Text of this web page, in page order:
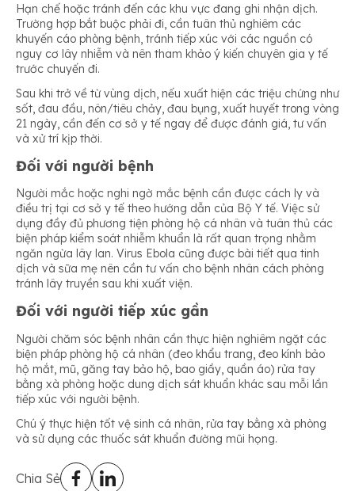
Hạn chế hoặc tránh đến các khu vực đang ghi nhận dịch.
Trường hợp bắt buộc phải đi, cần tuân thủ nghiêm các
khuyến cáo phòng bệnh, tránh tiếp xúc với các nguồn có
nguy cơ lây nhiễm và nên tham khảo ý kiến chuyên gia y tế
trước chuyến đi.
Sau khi trở về từ vùng dịch, nếu xuất hiện các triệu chứng như
sốt, đau đầu, nôn/tiêu chảy, đau bụng, xuất huyết trong vòng
21 ngày, cần đến cơ sở y tế ngay để được đánh giá, tư vấn
và xử trí kịp thời.
Đối với người bệnh
Người mắc hoặc nghi ngờ mắc bệnh cần được cách ly và
điều trị tại cơ sở y tế theo hướng dẫn của Bộ Y tế. Việc sử
dụng đầy đủ phương tiện phòng hộ cá nhân và tuân thủ các
biện pháp kiểm soát nhiễm khuẩn là rất quan trọng nhằm
ngăn ngừa lây lan. Virus Ebola cũng được bài tiết qua tinh
dịch và sữa mẹ nên cần tư vấn cho bệnh nhân cách phòng
tránh lây truyền sau khi xuất viện.
Đối với người tiếp xúc gần
Người chăm sóc bệnh nhân cần thực hiện nghiêm ngặt các
biện pháp phòng hộ cá nhân (đeo khẩu trang, đeo kính bảo
hộ mắt, mũ, găng tay bảo hộ, bao giầy, quần áo) rửa tay
bằng xà phòng hoặc dung dịch sát khuẩn khác sau mỗi lần
tiếp xúc với người bệnh.
Chú ý thực hiện tốt vệ sinh cá nhân, rửa tay bằng xà phòng
và sử dụng các thuốc sát khuẩn đường mũi họng.
Chia Sẻ